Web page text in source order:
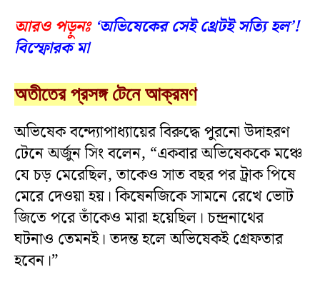
আরও পড়ুনঃ ‘অভিষেকের সেই থ্রেটই সত্যি হল’!
বিস্ফোরক মা
অতীতের প্রসঙ্গ টেনে আক্রমণ
অভিষেক বন্দ্যোপাধ্যায়ের বিরুদ্ধে পুরনো উদাহরণ
টেনে অর্জুন সিং বলেন, “একবার অভিষেককে মঞ্চে
যে চড় মেরেছিল, তাকেও সাত বছর পর ট্রাক পিষে
মেরে দেওয়া হয়। কিষেনজিকে সামনে রেখে ভোট
জিতে পরে তাঁকেও মারা হয়েছিল। চন্দ্রনাথের
ঘটনাও তেমনই। তদন্ত হলে অভিষেকই গ্রেফতার
হবেন।”